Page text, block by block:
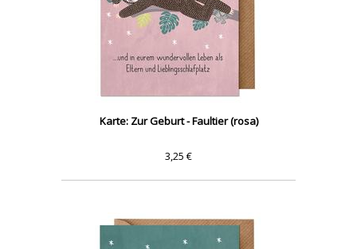
Karte: Zur Geburt - Faultier (rosa)
3,25 €